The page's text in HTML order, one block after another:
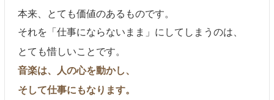
本来、とても価値のあるものです。
それを「仕事にならないまま」にしてしまうのは、
とても惜しいことです。
音楽は、人の心を動かし、
そして仕事にもなります。